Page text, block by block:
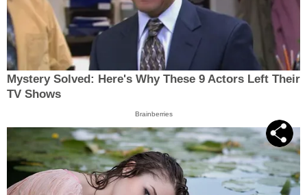
Mystery Solved: Here's Why These 9 Actors Left Their
TV Shows
Brainberries